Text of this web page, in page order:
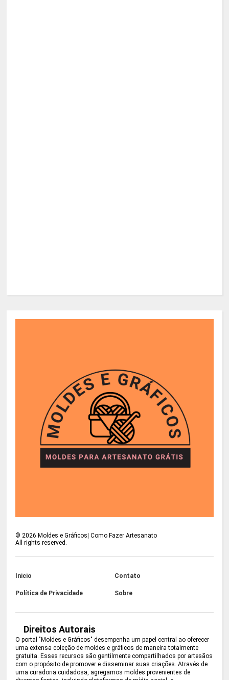
© 2026 Moldes e Gráficos| Como Fazer Artesanato
All rights reserved.
Inicio Contato
Política de Privacidade Sobre
Direitos Autorais
O portal "Moldes e Gráficos" desempenha um papel central ao oferecer
uma extensa coleção de moldes e gráficos de maneira totalmente
gratuita. Esses recursos são gentilmente compartilhados por artesãos
com o propósito de promover e disseminar suas criações. Através de
uma curadoria cuidadosa, agregamos moldes provenientes de